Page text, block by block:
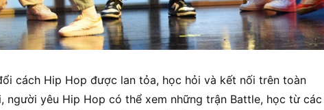
cách Hip Hop được lan tỏa, học hỏi và kết nối trên toàn
yêu Hip Hop có thể xem những trận Battle, học từ các